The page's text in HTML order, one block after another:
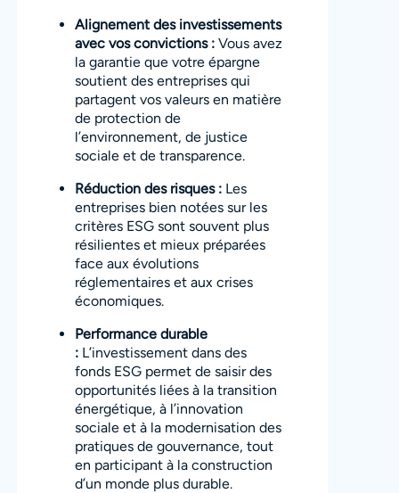
Alignement des investissements
avec vos convictions :Vous avez
la garantie que votre épargne
soutient des entreprises qui
partagent vos valeurs en matière
de protection de
l’environnement, de justice
sociale et de transparence.
Réduction des risques :Les
entreprises bien notées sur les
critères ESG sont souvent plus
résilientes et mieux préparées
face aux évolutions
réglementaires et aux crises
économiques.
Performance durable
:L’investissement dans des
fonds ESG permet de saisir des
opportunités liées à la transition
énergétique, à l’innovation
sociale et à la modernisation des
pratiques de gouvernance, tout
en participant à la construction
d’un monde plus durable.